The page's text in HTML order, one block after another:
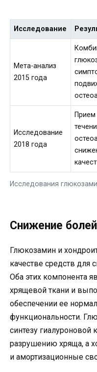
Исследования
Исследование
Мета-анализ
2015 года
Исследование
2018 года
Снижение
Глюкозамин и
качестве средств для
Оба этих компонента
хрящевой ткани и
обеспечении ее
функциональности.
синтезу гиалуроновой
разрушению хряща, а
и амортизационные